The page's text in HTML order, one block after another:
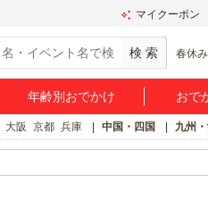
マイクーポン
春休み
年齢別おでかけ おで
大阪 京都 兵庫 中国・四国 九州